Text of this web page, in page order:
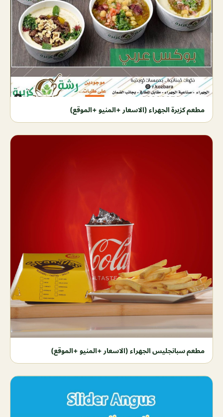
مطعم كزبرة الجهراء (الاسعار +المنيو +الموقع)
مطعم سبانجليس الجهراء (الاسعار +المنيو +الموقع)